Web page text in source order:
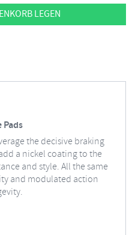
LEGEN
Pads
the decisive braking
a nickel coating to the
and style. All the same
and modulated action